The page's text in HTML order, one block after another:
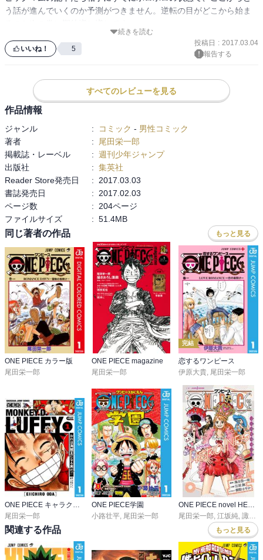
う話が進んでいくのか予測がつきません。逆転の目がどこから始ま
✴839話の扉絵。こういう遊び心は大スキです。
続きを読む
いいね！ 5
投稿日 : 2017.03.04
報告する
すべてのレビューを見る
作品情報
ジャンル : コミック - 男性コミック
著者
:
尾田栄一郎
掲載誌・レーベル
: 週刊少年ジャンプ
出版社
: 集英社
Reader Store発売日
:
2017.03.03
書誌発売日
:
2017.02.03
ページ数
:
204ページ
ファイルサイズ
: 51.4MB
同じ著者の作品 もっと見る
ONE PIECE カラー版
尾田栄一郎
ONE PIECE magazine
尾田栄一郎
完結
恋するワンピース
伊原大貴, 尾田栄一郎
尾田栄一郎
ONE PIECE学園
小路壮平 尾田栄一郎
尾田栄一郎 江坂純 諏訪さやか
関連する作品 もっと見る